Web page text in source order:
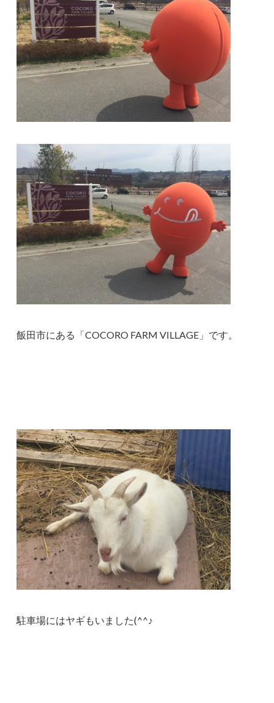
飯田市にある「COCORO FARM VILLAGE」です。
駐車場にはヤギもいました(^^♪